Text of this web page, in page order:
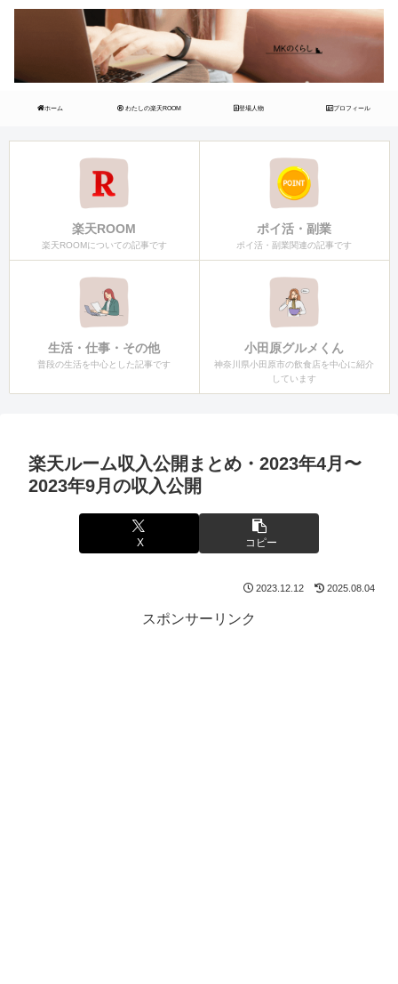
ホーム わたしの楽天ROOM 登場人物 プロフィール
楽天ROOM
楽天ROOMについての記事です
ポイ活・副業
ポイ活・副業関連の記事です
生活・仕事・その他
普段の生活を中心とした記事です
小田原グルメくん
神奈川県小田原市の飲食店を中心に紹介
しています
楽天ルーム収入公開まとめ・2023年4月〜
2023年9月の収入公開
X コピー
2023.12.12 2025.08.04
スポンサーリンク